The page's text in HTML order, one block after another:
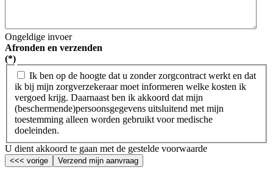
Ongeldige invoer
Afronden en verzenden
(*)
Ik ben op de hoogte dat u zonder zorgcontract werkt en dat
ik bij mijn zorgverzekeraar moet informeren welke kosten ik
vergoed krijg. Daarnaast ben ik akkoord dat mijn
(beschermende)persoonsgegevens uitsluitend met mijn
toestemming alleen worden gebruikt voor medische
doeleinden.
U dient akkoord te gaan met de gestelde voorwaarde
<<< vorige Verzend mijn aanvraag